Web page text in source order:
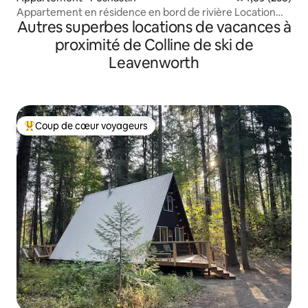
Appartement en résidence en bord de rivière Location
courte durée #00071
Autres superbes locations de vacances à
proximité de Colline de ski de
Leavenworth
Coups de cœur voyageurs les plus appréciés
Coup de cœur voyageurs